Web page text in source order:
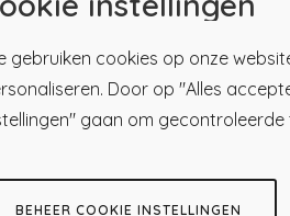
gebruiken cookies op onze
Door op "Alles
gaan om
BEHEER COOKIE INSTELLINGEN
Menu
Kwaliteitsregister
Paramedici